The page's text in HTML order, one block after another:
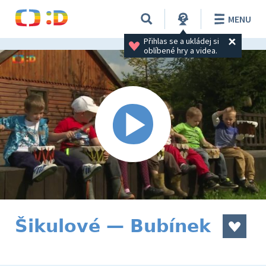
Přihlas se a ukládej si
oblíbené hry a videa.
MENU
Šikulové — Bubínek